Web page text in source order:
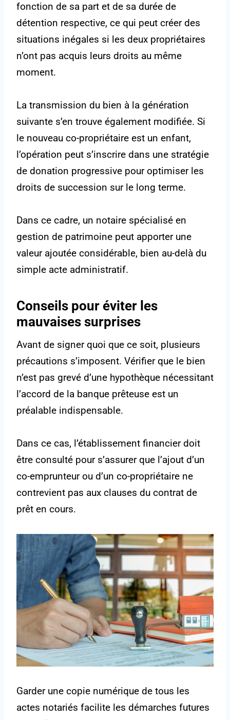
fonction de sa part et de sa durée de
détention respective, ce qui peut créer des
situations inégales si les deux propriétaires
n’ont pas acquis leurs droits au même
moment.
La transmission du bien à la génération
suivante s’en trouve également modifiée. Si
le nouveau co-propriétaire est un enfant,
l’opération peut s’inscrire dans une stratégie
de donation progressive pour optimiser les
droits de succession sur le long terme.
Dans ce cadre, un notaire spécialisé en
gestion de patrimoine peut apporter une
valeur ajoutée considérable, bien au-delà du
simple acte administratif.
Conseils pour éviter les
mauvaises surprises
Avant de signer quoi que ce soit, plusieurs
précautions s’imposent. Vérifier que le bien
n’est pas grevé d’une hypothèque nécessitant
l’accord de la banque prêteuse est un
préalable indispensable.
Dans ce cas, l’établissement financier doit
être consulté pour s’assurer que l’ajout d’un
co-emprunteur ou d’un co-propriétaire ne
contrevient pas aux clauses du contrat de
prêt en cours.
Garder une copie numérique de tous les
actes notariés facilite les démarches futures